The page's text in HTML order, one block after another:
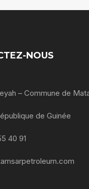
NOUS
– Commune de
de Guinée
40 91